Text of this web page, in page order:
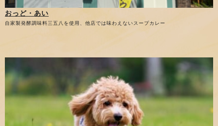
おっど・あい
自家製発酵調味料三五八を使用、他店では味わえないスープカレー